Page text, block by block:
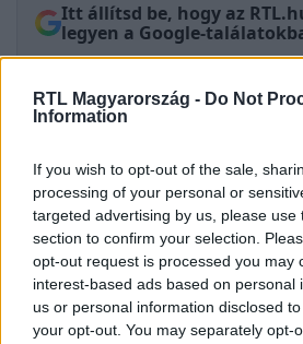
RTL Magyarország - Do Not
Information
If you wish to opt-out of the sale,
processing of your personal or
targeted advertising by us, please use
section to confirm your selection.
opt-out request is processed you may
interest-based ads based on personal
us or personal information disclosed
your opt-out. You may separately opt-
Itt állítsd be, hogy az
legyen a Google-
Kövess minket, és